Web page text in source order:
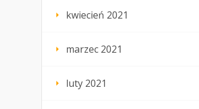
kwiecień 2021
marzec 2021
luty 2021